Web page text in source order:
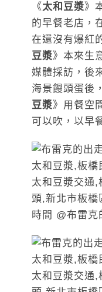
《太和豆漿》
的早餐老店，
在還沒有爆紅
豆漿》本來生
媒體採訪，後
海景饅頭蛋後
豆漿》用餐空
可以吹，以早